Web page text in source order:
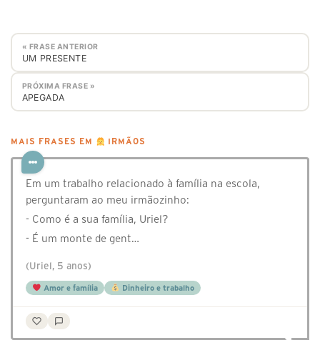
« FRASE ANTERIOR
UM PRESENTE
PRÓXIMA FRASE »
APEGADA
MAIS FRASES EM IRMÃOS
Em um trabalho relacionado à família na escola,
perguntaram ao meu irmãozinho:
- Como é a sua família, Uriel?
- É um monte de gent…
(Uriel, 5 anos)
Amor e família Dinheiro e trabalho